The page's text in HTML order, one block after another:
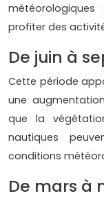
profiter des
De juin à
Cette période
une
que la
nautiques
conditions
De mars à